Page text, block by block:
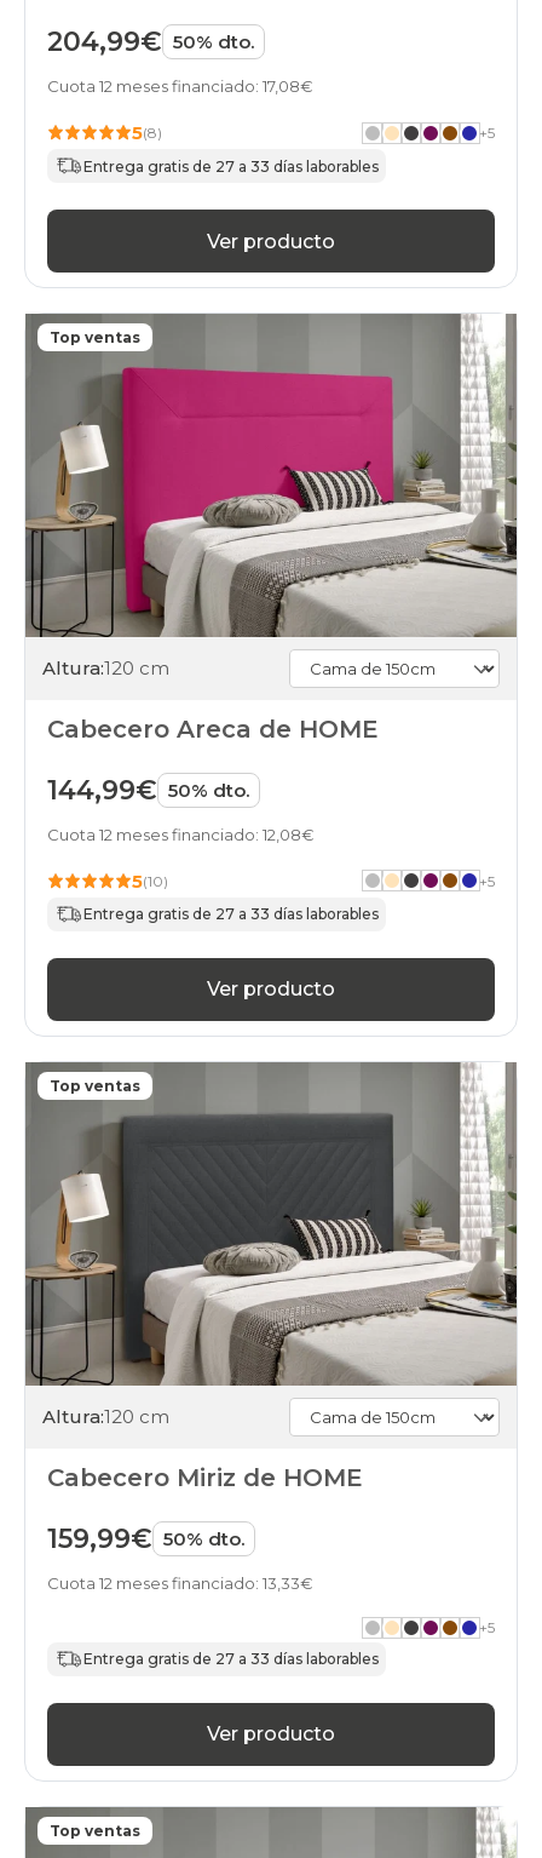
204,99€ 50% dto.
Cuota 12 meses financiado: 17,08€
5(8) +5
Entrega gratis de 27 a 33 días laborables
Ver producto
Top ventas
Altura:120 cm
Cabecero Areca de HOME
144,99€ 50% dto.
Cuota 12 meses financiado: 12,08€
5(10) +5
Entrega gratis de 27 a 33 días laborables
Ver producto
Top ventas
Altura:120 cm
Cabecero Miriz de HOME
159,99€ 50% dto.
Cuota 12 meses financiado: 13,33€
+5
Entrega gratis de 27 a 33 días laborables
Ver producto
Top ventas